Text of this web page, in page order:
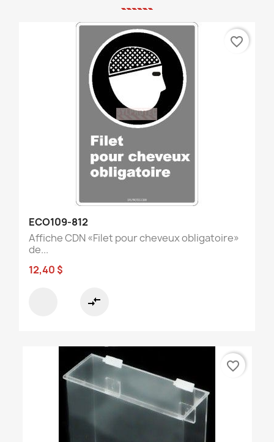
ECO109-812
Affiche CDN «Filet pour cheveux obligatoire»
de...
12,40 $
compare_arrows
favorite_border
favorite_border